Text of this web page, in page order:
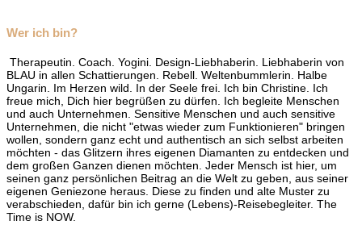
Wer ich bin?
Therapeutin. Coach. Yogini. Design-Liebhaberin. Liebhaberin von
BLAU in allen Schattierungen. Rebell. Weltenbummlerin. Halbe
Ungarin. Im Herzen wild. In der Seele frei. Ich bin Christine. Ich
freue mich, Dich hier begrüßen zu dürfen. Ich begleite Menschen
und auch Unternehmen. Sensitive Menschen und auch sensitive
Unternehmen, die nicht "etwas wieder zum Funktionieren" bringen
wollen, sondern ganz echt und authentisch an sich selbst arbeiten
möchten - das Glitzern ihres eigenen Diamanten zu entdecken und
dem großen Ganzen dienen möchten. Jeder Mensch ist hier, um
seinen ganz persönlichen Beitrag an die Welt zu geben, aus seiner
eigenen Geniezone heraus. Diese zu finden und alte Muster zu
verabschieden, dafür bin ich gerne (Lebens)-Reisebegleiter. The
Time is NOW.